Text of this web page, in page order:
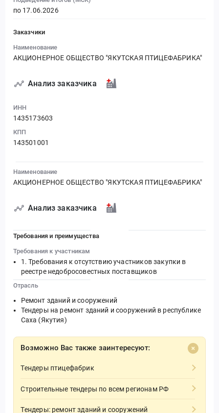
по 17.06.2026
Заказчики
Наименование
АКЦИОНЕРНОЕ ОБЩЕСТВО "ЯКУТСКАЯ ПТИЦЕФАБРИКА"
Анализ заказчика
ИНН
1435173603
КПП
143501001
Наименование
АКЦИОНЕРНОЕ ОБЩЕСТВО "ЯКУТСКАЯ ПТИЦЕФАБРИКА"
Анализ заказчика
Требования и преимущества
Требования к участникам
Требования к отсутствию участников закупки в
реестре недобросовестных поставщиков
Отрасль
Ремонт зданий и сооружений
Тендеры на ремонт зданий и сооружений в республике
Саха (Якутия)
Возможно Вас также заинтересуют:
Тендеры птицефабрик
Строительные тендеры по всем регионам РФ
Тендеры: ремонт зданий и сооружений